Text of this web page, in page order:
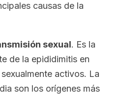
causas de la
sexual. Es la
de la epididimitis en
activos. La
son los orígenes más